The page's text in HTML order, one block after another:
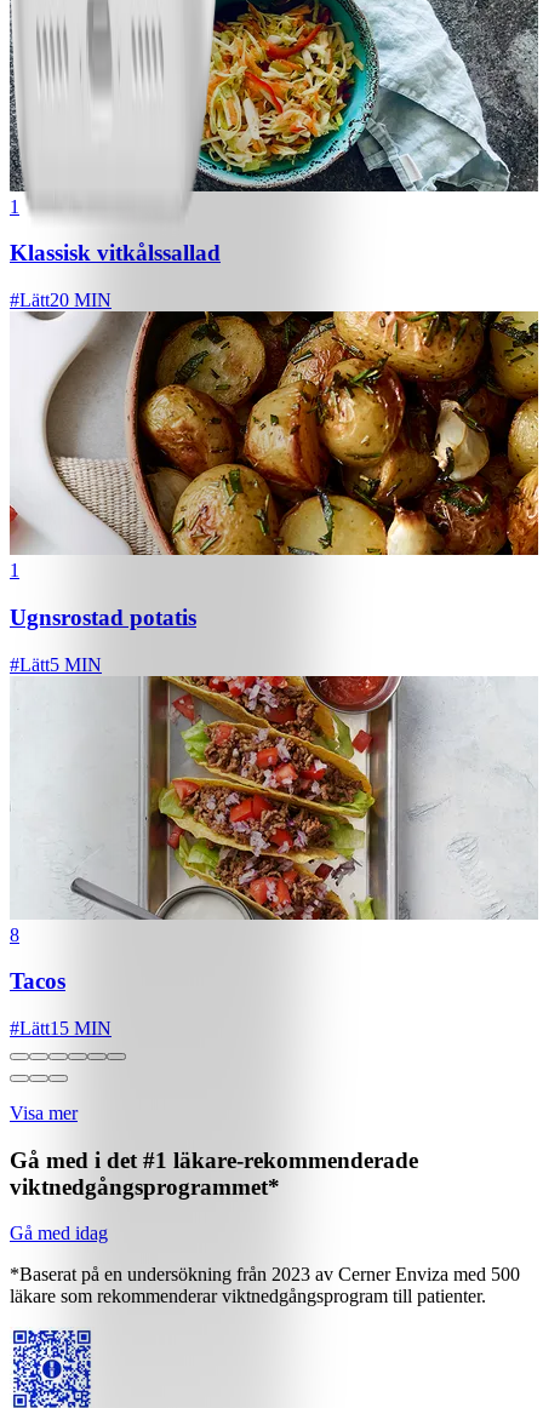
1
Klassisk vitkålssallad
#Lätt20 MIN
1
Ugnsrostad potatis
#Lätt5 MIN
8
Tacos
#Lätt15 MIN
Visa mer
Gå med i det #1 läkare-rekommenderade
viktnedgångsprogrammet*
Gå med idag
*Baserat på en undersökning från 2023 av Cerner Enviza med 500
läkare som rekommenderar viktnedgångsprogram till patienter.